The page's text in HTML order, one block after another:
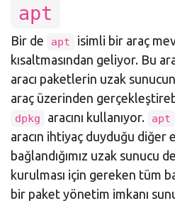
apt
Bir de apt isimli bir araç
kısaltmasından geliyor. Bu
aracı paketlerin uzak
araç üzerinden
dpkg aracını kullanıyor. apt
aracın ihtiyaç duyduğu diğer
bağlandığımız uzak sunucu
kurulması için gereken tüm
bir paket yönetim imkanı